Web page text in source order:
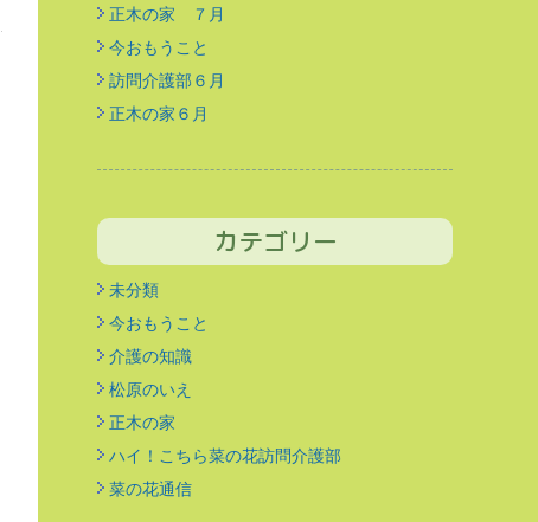
正木の家 ７月
今おもうこと
訪問介護部６月
正木の家６月
カテゴリー
未分類
今おもうこと
介護の知識
松原のいえ
正木の家
ハイ！こちら菜の花訪問介護部
菜の花通信